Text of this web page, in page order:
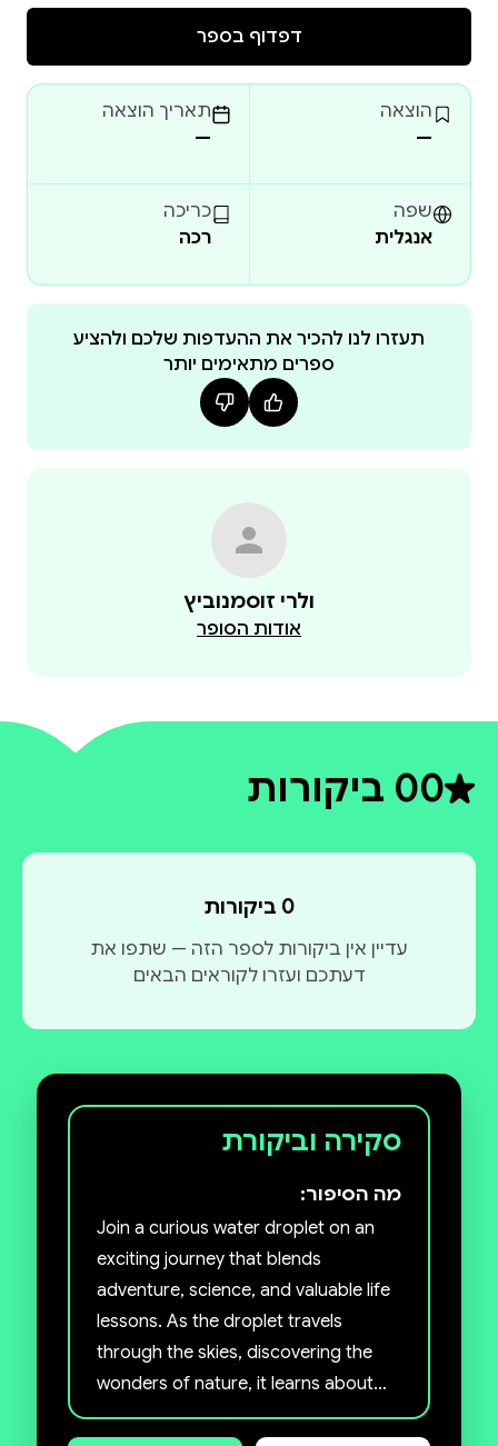
this book not only entertains but also teaches
important lessons about science, nature, and the
imagination and thirst for knowledge!
דפדוף בספר
הוצאה
—
תאריך הוצאה
—
שפה
אנגלית
כריכה
רכה
תעזרו לנו להכיר את ההעדפות שלכם ולהציע
ספרים מתאימים יותר
ולרי זוסמנוביץ
אודות הסופר
0דירוג ממוצע 0 מתוך 5
0 ביקורות
0 ביקורות
עדיין אין ביקורות לספר הזה — שתפו את
דעתכם ועזרו לקוראים הבאים
סקירה וביקורת
מה הסיפור:
Join a curious water droplet on an
exciting journey that blends
adventure, science, and valuable life
lessons. As the droplet travels
through the skies, discovering the
wonders of nature, it learns about
the water cycle, weather patterns,